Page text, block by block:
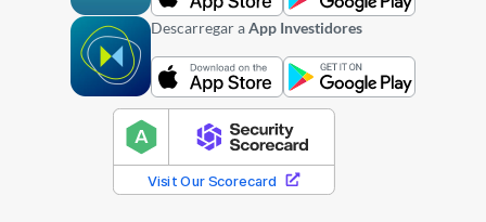
Descarregar aApp Investidores